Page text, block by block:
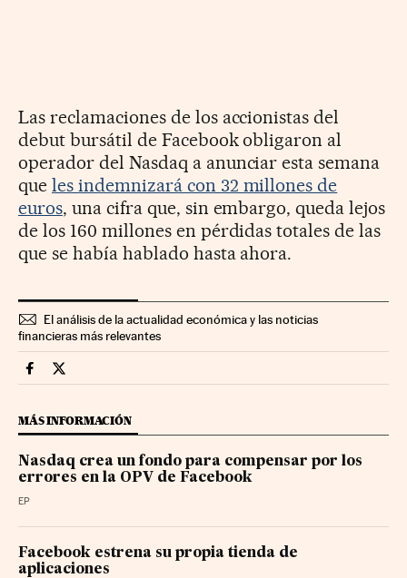
Las reclamaciones de los accionistas del
debut bursátil de Facebook obligaron al
operador del Nasdaq a anunciar esta semana
que les indemnizará con 32 millones de
euros, una cifra que, sin embargo, queda lejos
de los 160 millones en pérdidas totales de las
que se había hablado hasta ahora.
El análisis de la actualidad económica y las noticias
financieras más relevantes
Companias Cinco Días en Facebook
Companias Cinco Días en Twitter
MÁS INFORMACIÓN
Nasdaq crea un fondo para compensar por los
errores en la OPV de Facebook
EP
Facebook estrena su propia tienda de
aplicaciones